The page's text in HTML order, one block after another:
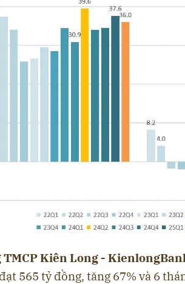
TMCP Kiên Long -
565 tỷ đồng, tăng 67% và 6